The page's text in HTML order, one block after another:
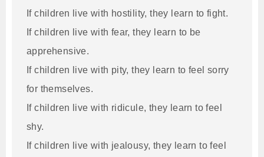
If children live with hostility, they learn to fight.
If children live with fear, they learn to be
apprehensive.
If children live with pity, they learn to feel sorry
for themselves.
If children live with ridicule, they learn to feel
shy.
If children live with jealousy, they learn to feel